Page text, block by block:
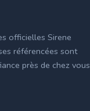
officielles Sirene
référencées sont
près de chez vous